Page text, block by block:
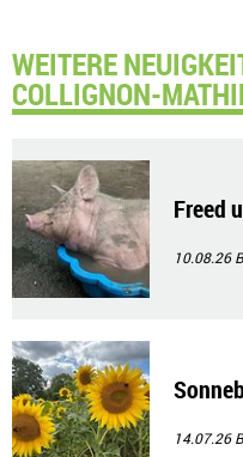
WEITERE
COLLIGNON-
Freed
10.08.26
14.07.26